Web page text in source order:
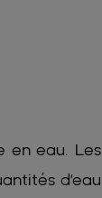
en eau. Les
d’eau